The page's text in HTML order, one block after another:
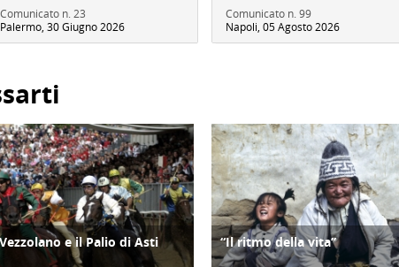
Comunicato n. 23
Palermo, 30 Giugno 2026
Comunicato n. 99
Napoli, 05 Agosto 2026
ATTIVITÀ e il Palio di Asti CULTURA/ARTE
“Il ritmo della vita”